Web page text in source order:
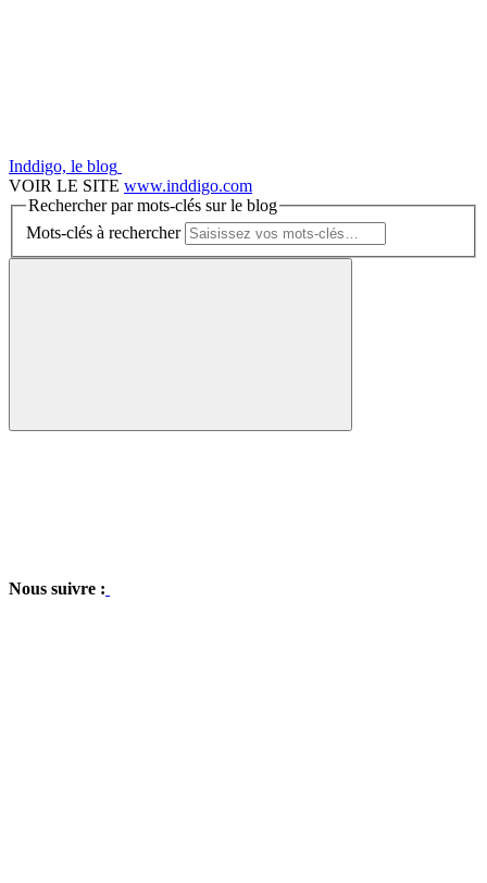
Inddigo, le blog
VOIR LE SITE www.inddigo.com
Rechercher par mots-clés sur le blog
Mots-clés à rechercher
Nous suivre :